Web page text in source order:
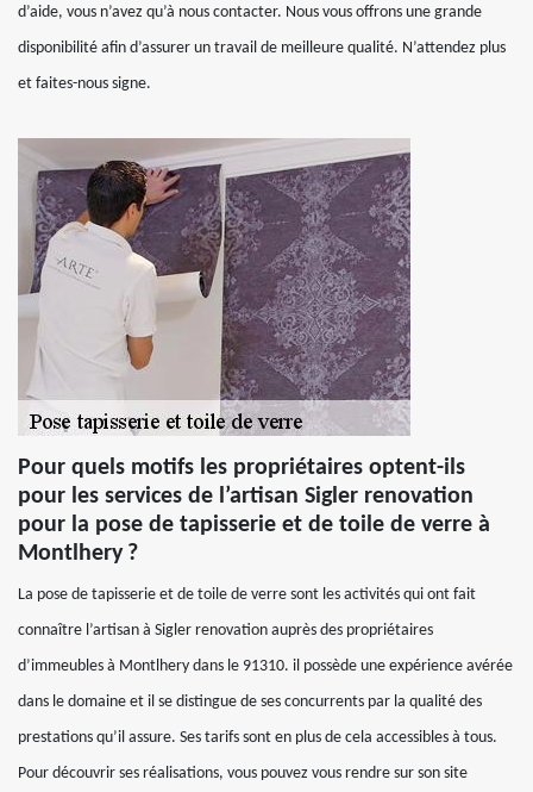
d’aide, vous n’avez qu’à nous contacter. Nous vous offrons une grande
disponibilité afin d’assurer un travail de meilleure qualité. N’attendez plus
et faites-nous signe.
Pour quels motifs les propriétaires optent-ils
pour les services de l’artisan Sigler renovation
pour la pose de tapisserie et de toile de verre à
Montlhery ?
La pose de tapisserie et de toile de verre sont les activités qui ont fait
connaître l’artisan à Sigler renovation auprès des propriétaires
d’immeubles à Montlhery dans le 91310. il possède une expérience avérée
dans le domaine et il se distingue de ses concurrents par la qualité des
prestations qu’il assure. Ses tarifs sont en plus de cela accessibles à tous.
Pour découvrir ses réalisations, vous pouvez vous rendre sur son site